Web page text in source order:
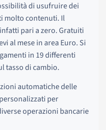
di usufruire dei
molto contenuti. Il
pari a zero. Gratuiti
al mese in area Euro. Si
in 19 differenti
tasso di cambio.
automatiche delle
per
operazioni bancarie